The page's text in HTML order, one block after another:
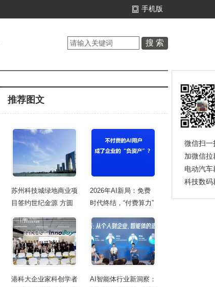
手机版
推荐图文
苏州科技城绿地商业项
目签约世纪金源 方圆
2026年AI新局：免费
时代终结，“付费算力”
港科大企业家科创学者
AI智能体行业新洞察：
微信扫一
加微信拉
电动汽车
科技数码